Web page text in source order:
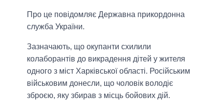
Про це повідомляє Державна прикордонна
служба України.
Зазначають, що окупанти схилили
колаборантів до викрадення дітей у жителя
одного з міст Харківської області. Російським
військовим донесли, що чоловік володіє
зброєю, яку збирав з місць бойових дій.